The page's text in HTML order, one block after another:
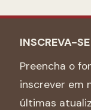
INSCREVA-
Preencha o
inscrever em
últimas